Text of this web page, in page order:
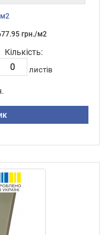
грн./м2
Кількість:
листiв